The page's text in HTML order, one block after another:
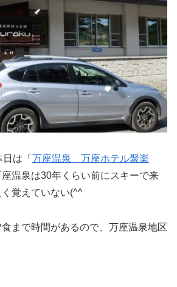
は「 万座温泉 万座ホテル聚楽
座温泉は30年くらい前にスキーで来
覚えていない(^^ゞ
まで時間があるので、万座温泉地区